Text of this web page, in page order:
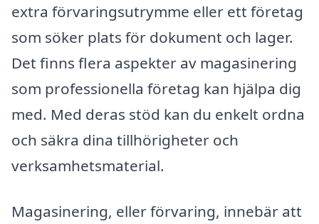
extra förvaringsutrymme eller ett företag
som söker plats för dokument och lager.
Det finns flera aspekter av magasinering
som professionella företag kan hjälpa dig
med. Med deras stöd kan du enkelt ordna
och säkra dina tillhörigheter och
verksamhetsmaterial.
Magasinering, eller förvaring, innebär att